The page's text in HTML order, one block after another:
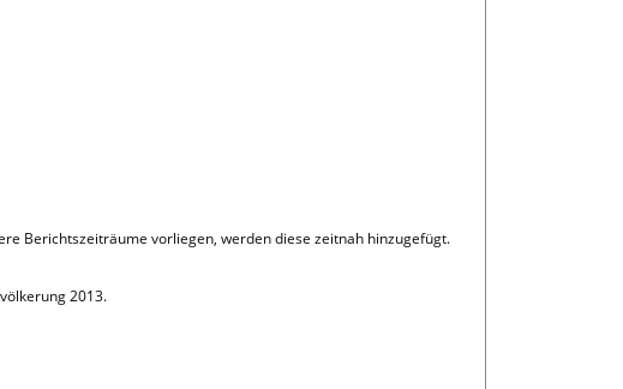
Berichtszeiträume vorliegen, werden diese zeitnah hinzugefügt.
2013.